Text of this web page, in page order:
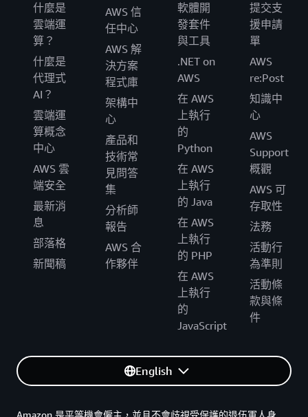
什麼是
雲端運
算？
什麼是
代理式
AI？
雲端運
算概念
中心
AWS 雲
端安全
最新消
息
部落格
新聞稿
AWS 信
任中心
AWS 解
決方案
程式庫
架構中
心
產品和
技術常
見問答
集
分析師
報告
AWS 合
作夥伴
軟體開
發套件
與工具
.NET on
AWS
在 AWS
上執行
的
Python
在 AWS
上執行
的 Java
在 AWS
上執行
的 PHP
在 AWS
上執行
的
JavaScript
提交支
援申請
單
AWS
re:Post
知識中
心
AWS
Support
概觀
AWS 可
存取性
法務
活動行
為準則
活動條
款與條
件
English